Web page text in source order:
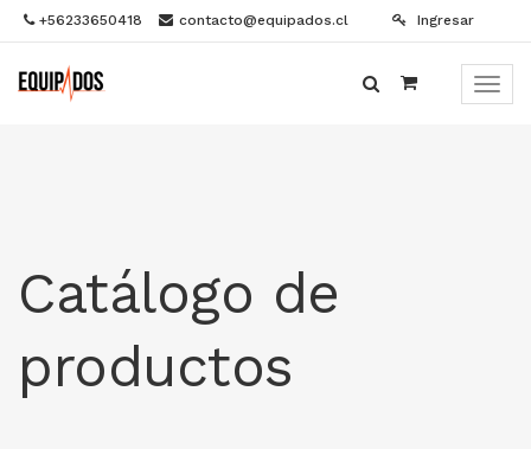
+56233650418 contacto@equipados.cl Ingresar
Menú
Catálogo de
productos